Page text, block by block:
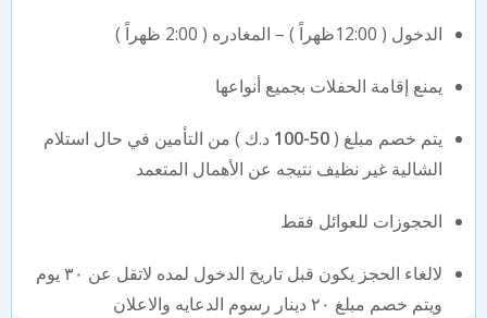
الدخول ( 12:00ظهراً ) – المغادره ( 2:00 ظهراً )
يمنع إقامة الحفلات بجميع أنواعها
يتم خصم مبلغ (50-100
د.ك ) من التأمين في حال استلام
الشالية غير نظيف نتيجه عن الأهمال المتعمد
الحجوزات للعوائل فقط
لالغاء الحجز يكون قبل تاريخ الدخول لمده لاتقل عن ٣٠ يوم
ويتم خصم مبلغ ٢٠ دينار رسوم الدعايه والاعلان